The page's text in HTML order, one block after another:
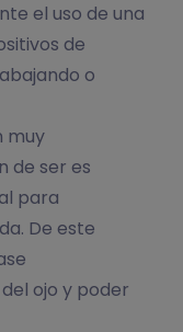
el uso de una
de
o
muy
de ser es
para
De este
ojo y poder